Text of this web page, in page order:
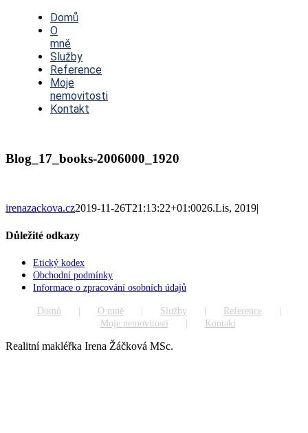
NavigationDomů
O
mně
Služby
Reference
Moje
nemovitosti
Kontakt
Blog_17_books-2006000_1920
irenazackova.cz2019-11-26T21:13:22+01:0026.Lis, 2019|
Důležité odkazy
Etický kodex
Obchodní podmínky
Informace o zpracování osobních údajů
Domů O mně Služby
Reference
Moje nemovitosti
Kontakt
Realitní makléřka Irena Žáčková MSc.